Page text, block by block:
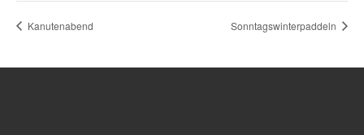
Kanutenabend Sonntagswinterpaddeln